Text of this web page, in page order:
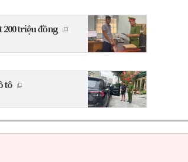
triệu đồng
tô